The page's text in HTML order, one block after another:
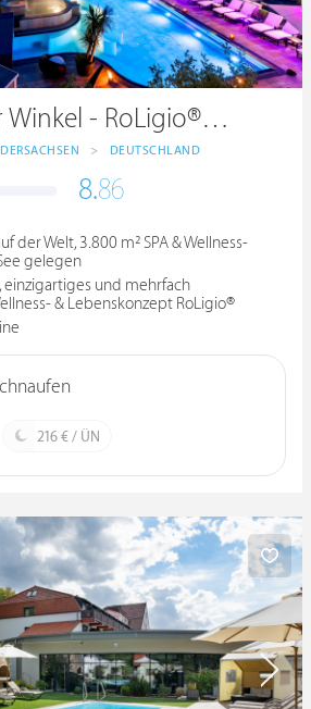
Romantischer Winkel - RoLigio® & Wellness Resort
> DEUTSCHLAND
8.86
der Welt, 3.800 m² SPA & Wellness-
gelegen
einzigartiges und mehrfach
& Lebenskonzept RoLigio®
216 € / ÜN